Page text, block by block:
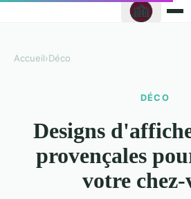
Accueil›Déco
DÉCO
Designs
provençales
votre chez-